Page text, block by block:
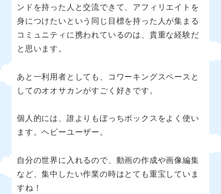
ンドを持った人と交流できて、アフィリエイトを
身につけたいという同じ目標を持った人が集まる
コミュニティに携われているのは、貴重な経験だ
と思います。
あと一利用者としても、コワーキングスペースと
してのオオサカンがすごく好きです。
個人的には、誰よりもぼっちボックスをよく使い
ます。ヘビーユーザー。
自分の世界に入れるので、動画の作成や画像編集
など、集中したい作業の時はとても重宝していま
すね！